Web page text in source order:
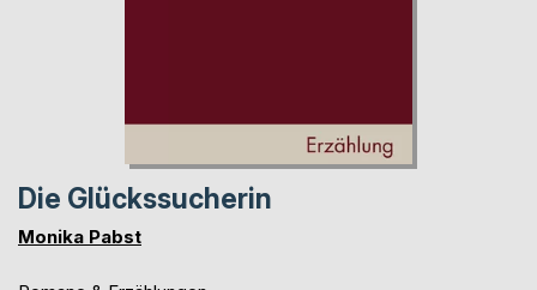
Die Glückssucherin
Monika Pabst